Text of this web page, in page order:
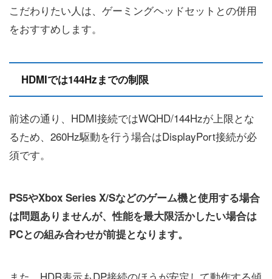
こだわりたい人は、ゲーミングヘッドセットとの併用
をおすすめします。
HDMIでは144Hzまでの制限
前述の通り、HDMI接続ではWQHD/144Hzが上限とな
るため、260Hz駆動を行う場合はDisplayPort接続が必
須です。
PS5やXbox Series X/Sなどのゲーム機と使用する場合
は問題ありませんが、性能を最大限活かしたい場合は
PCとの組み合わせが前提となります。